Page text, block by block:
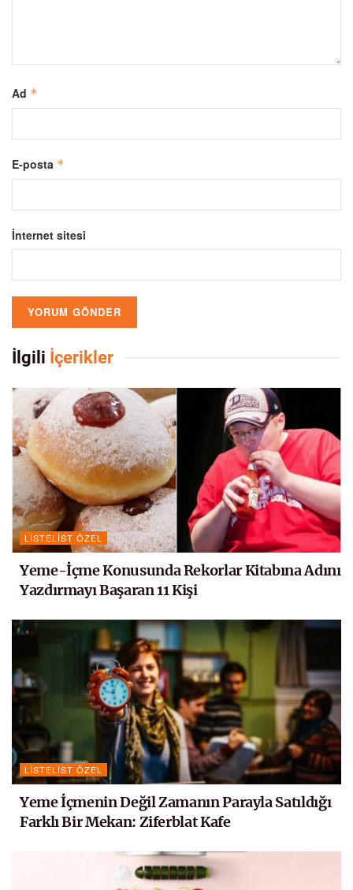
Ad *
E-posta *
İnternet sitesi
İlgili İçerikler
LISTELIST ÖZEL
Yeme-İçme Konusunda Rekorlar Kitabına Adını
Yazdırmayı Başaran 11 Kişi
LISTELIST ÖZEL
Yeme İçmenin Değil Zamanın Parayla Satıldığı
Farklı Bir Mekan: Ziferblat Kafe